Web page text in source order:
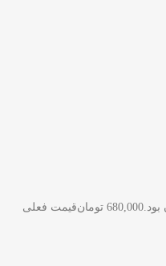
680,000 تومان
قیمت فعلی